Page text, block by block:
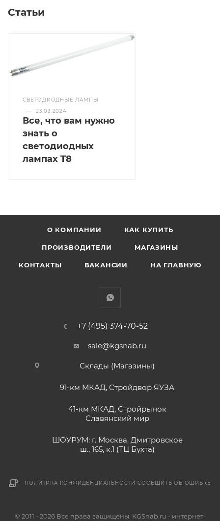
Статьи
СВЕТОДИОДНЫЕ ЛАМПЫ
—
23.03.2024
Все, что вам нужно
знать о
светодиодных
лампах T8
О КОМПАНИИ КАК КУПИТЬ
ПРОИЗВОДИТЕЛИ МАГАЗИНЫ
КОНТАКТЫ ВАКАНСИИ НА ГЛАВНУЮ
+7 (495) 374-70-52
sale@kgsnab.ru
Склады (Магазины)
91-км МКАД, Стройдвор ЯУЗА
41-км МКАД, Стройрынок
Славянский мир
ШОУРУМ: г. Москва, Дмитровское
ш., 165, к.1 (ТЦ Бухта)
ПОЛИТИКА КОНФИДЕНЦИАЛЬНОСТИ СООБЩИТЬ ОБ ОШИБКЕ
© 2011 - 2026 Все права защищены. KGSnab.ru - интернет-